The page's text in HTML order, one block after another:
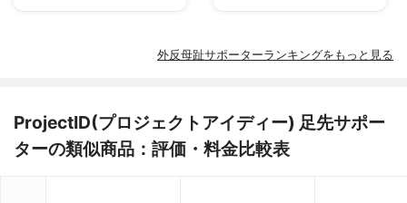
外反母趾サポーターランキングをもっと見る
ProjectID(プロジェクトアイディー) 足先サポー
ターの類似商品：評価・料金比較表